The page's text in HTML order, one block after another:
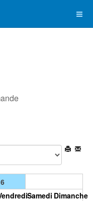
Samedi Dimanche